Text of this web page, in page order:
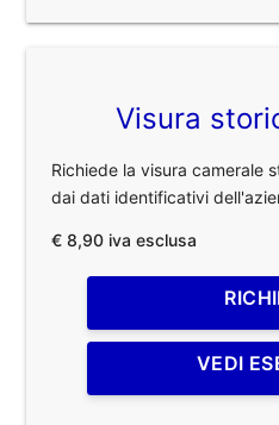
Visura
Richiede la visura camerale
dai dati identificativi
€ 8,90 iva esclusa
VEDI